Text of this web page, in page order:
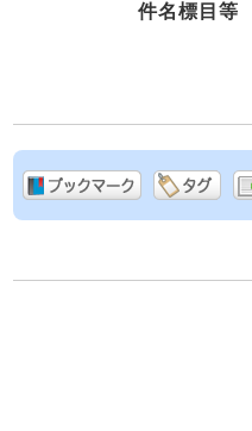
件名標目等